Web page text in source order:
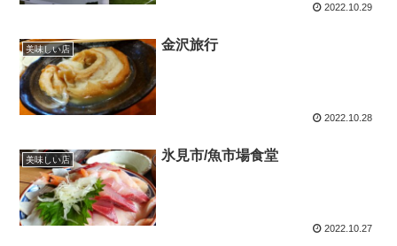
2022.10.29
美味しい店 金沢旅行
2022.10.28
美味しい店 氷見市/魚市場食堂
2022.10.27